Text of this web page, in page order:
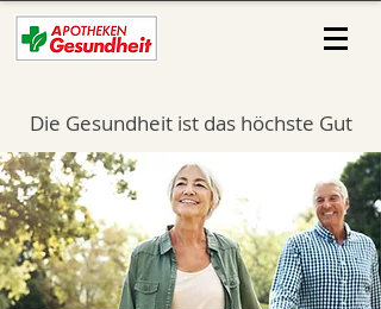
Die Gesundheit ist das höchste Gut